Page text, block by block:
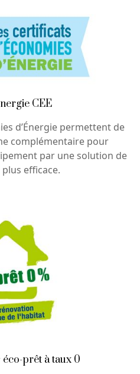
CEE
d’Énergie permettent de
complémentaire pour
par une solution de
efficace.
prêt à taux 0